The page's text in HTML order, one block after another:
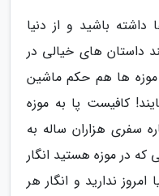
باشید و از دنیا
داستان های خیالی در
موزه ها هم حکم ماشین
کافیست پا به موزه
سفری هزاران ساله به
که در موزه هستید انگار
ندارید و انگار هر